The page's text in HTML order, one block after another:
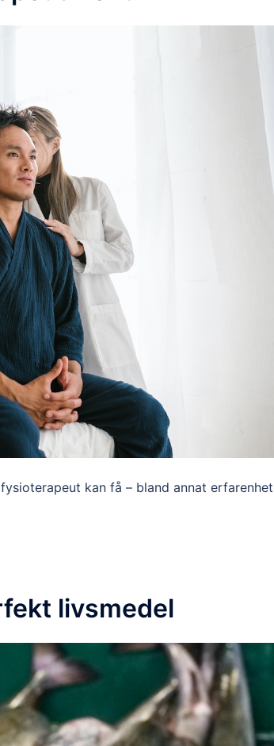
kan få – bland annat
livsmedel